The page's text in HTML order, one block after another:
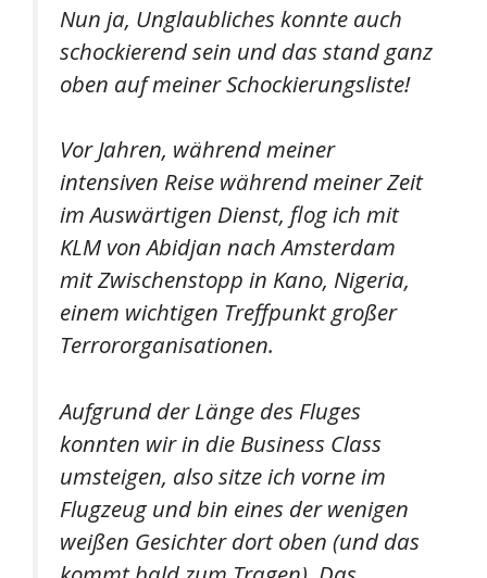
Nun ja, Unglaubliches konnte auch
schockierend sein und das stand ganz
oben auf meiner Schockierungsliste!
Vor Jahren, während meiner
intensiven Reise während meiner Zeit
im Auswärtigen Dienst, flog ich mit
KLM von Abidjan nach Amsterdam
mit Zwischenstopp in Kano, Nigeria,
einem wichtigen Treffpunkt großer
Terrororganisationen.
Aufgrund der Länge des Fluges
konnten wir in die Business Class
umsteigen, also sitze ich vorne im
Flugzeug und bin eines der wenigen
weißen Gesichter dort oben (und das